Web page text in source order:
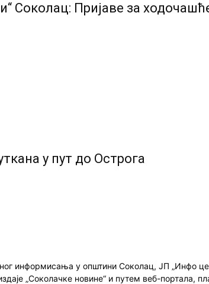
Соколац: Пријаве за
у пут до Острога
информисања у општини Соколац, ЈП „Инфо
„Соколачке новине“ и путем веб-портала,